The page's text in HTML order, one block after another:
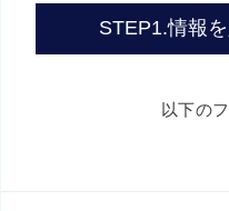
STEP1.情報
以下の